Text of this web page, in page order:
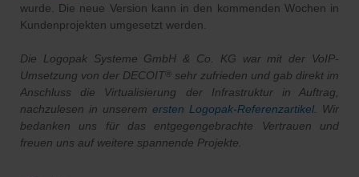
wurde. Die neue Version kann in den kommenden Wochen in
Kundenprojekten umgesetzt werden.
Die Logopak Systeme GmbH & Co. KG war mit der VoIP-
Umsetzung von der DECOIT® sehr zufrieden und gab direkt im
Anschluss die Virtualisierung der Infrastruktur in Auftrag,
nachzulesen in unseremersten Logopak-Referenzartikel . Wir
bedanken uns für das entgegengebrachte Vertrauen und
freuen uns auf weitere spannende Projekte.